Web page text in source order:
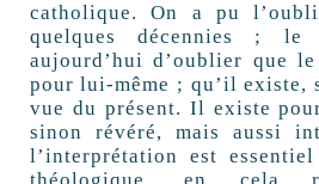
catholique. On a pu
quelques décennies ; le
aujourd’hui d’oublier que
pour lui-même ; qu’il existe,
vue du présent. Il existe
sinon révéré, mais aussi
l’interprétation est